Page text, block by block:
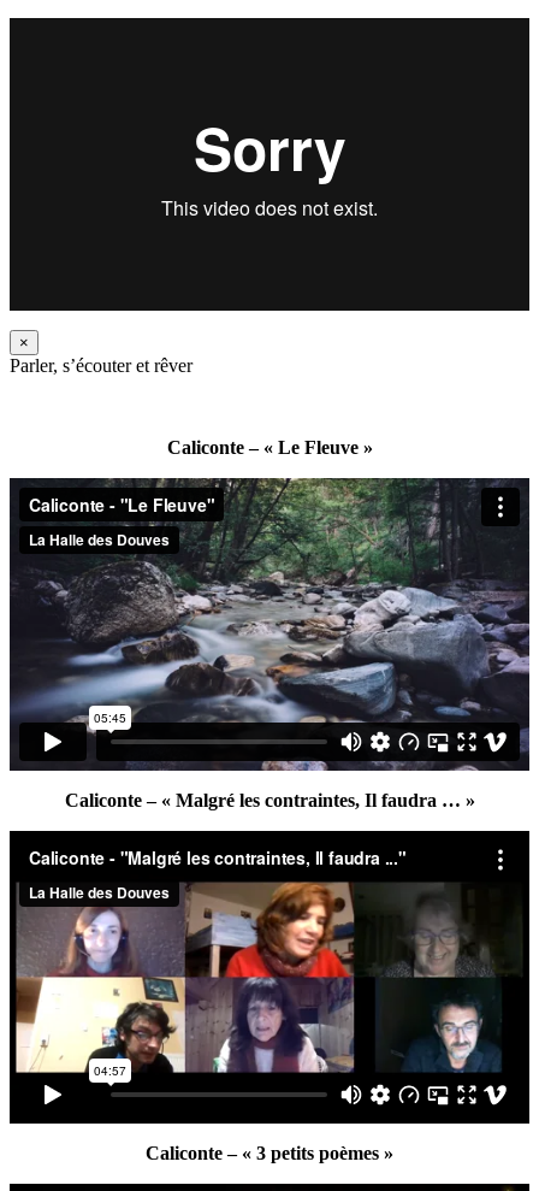
×
Parler, s’écouter et rêver
Caliconte – « Le Fleuve »
Caliconte – « Malgré les contraintes, Il faudra … »
Caliconte – « 3 petits poèmes »